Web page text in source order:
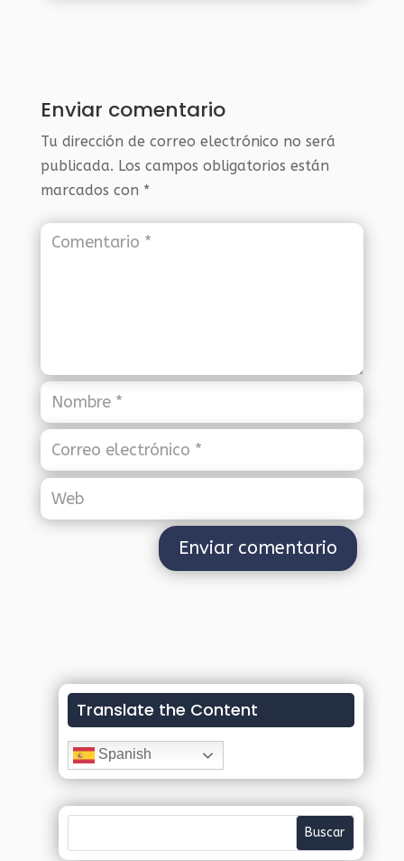
Enviar comentario
Tu dirección de correo electrónico no será
publicada. Los campos obligatorios están
marcados con *
Translate the Content
Spanish